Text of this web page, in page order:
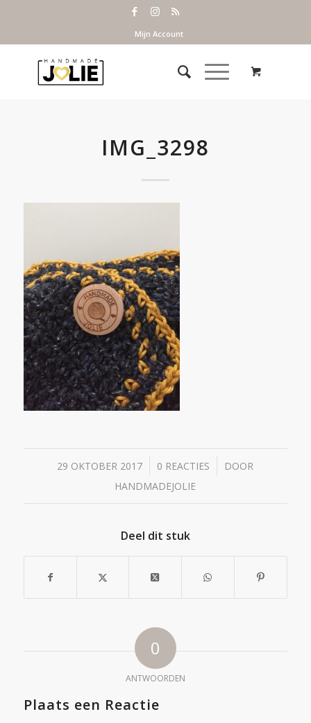
Mijn Account
IMG_3298
29 OKTOBER 2017
/ 0 REACTIES
/
DOOR
HANDMADEJOLIE
Deel dit stuk
0
ANTWOORDEN
Plaats een Reactie